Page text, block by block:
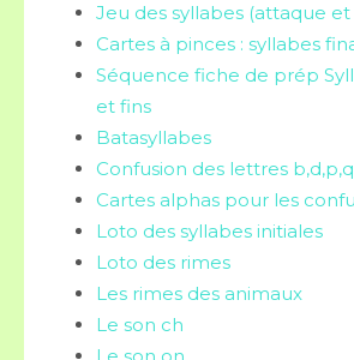
Jeu des syllabes (attaque et
Cartes à pinces : syllabes
Séquence fiche de prép
et fins
Batasyllabes
Confusion des lettres b,d,p,q
Cartes alphas pour les
Loto des syllabes initiales
Loto des rimes
Les rimes des animaux
Le son ch